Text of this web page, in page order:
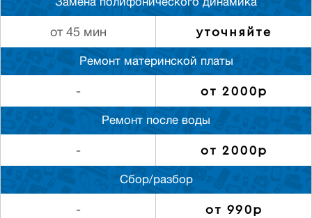
Замена полифонического динамика
от 45 мин уточняйте
Ремонт материнской платы
- от 2000р
Ремонт после воды
- от 2000р
Сбор/разбор
- от 990р